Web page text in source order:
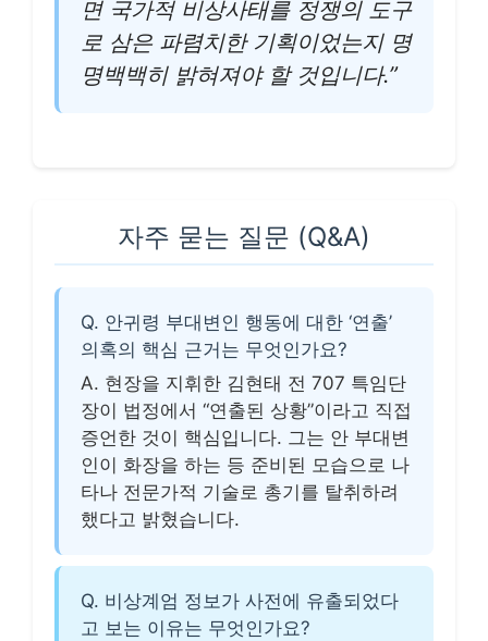
면 국가적 비상사태를 정쟁의 도구
로 삼은 파렴치한 기획이었는지 명
명백백히 밝혀져야 할 것입니다.”
자주 묻는 질문 (Q&A)
Q. 안귀령 부대변인 행동에 대한 ‘연출’
의혹의 핵심 근거는 무엇인가요?
A. 현장을 지휘한 김현태 전 707 특임단
장이 법정에서 “연출된 상황”이라고 직접
증언한 것이 핵심입니다. 그는 안 부대변
인이 화장을 하는 등 준비된 모습으로 나
타나 전문가적 기술로 총기를 탈취하려
했다고 밝혔습니다.
Q. 비상계엄 정보가 사전에 유출되었다
고 보는 이유는 무엇인가요?